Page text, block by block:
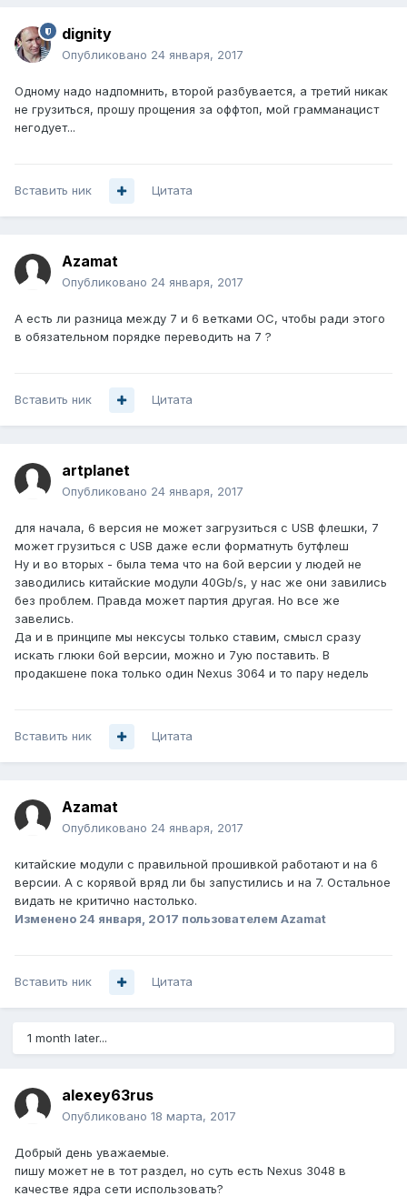
dignity
Опубликовано 24 января, 2017
Одному надо надпомнить, второй разбувается, а третий никак
не грузиться, прошу прощения за оффтоп, мой грамманацист
негодует...
Вставить ник Цитата
Azamat
Опубликовано 24 января, 2017
А есть ли разница между 7 и 6 ветками ОС, чтобы ради этого
в обязательном порядке переводить на 7 ?
Вставить ник Цитата
artplanet
Опубликовано 24 января, 2017
для начала, 6 версия не может загрузиться с USB флешки, 7
может грузиться с USB даже если форматнуть бутфлеш
Ну и во вторых - была тема что на 6ой версии у людей не
заводились китайские модули 40Gb/s, у нас же они завились
без проблем. Правда может партия другая. Но все же
завелись.
Да и в принципе мы нексусы только ставим, смысл сразу
искать глюки 6ой версии, можно и 7ую поставить. В
продакшене пока только один Nexus 3064 и то пару недель
Вставить ник Цитата
Azamat
Опубликовано 24 января, 2017
китайские модули с правильной прошивкой работают и на 6
версии. А с корявой вряд ли бы запустились и на 7. Остальное
видать не критично настолько.
Изменено 24 января, 2017 пользователем Azamat
Вставить ник Цитата
1 month later...
alexey63rus
Опубликовано 18 марта, 2017
Добрый день уважаемые.
пишу может не в тот раздел, но суть есть Nexus 3048 в
качестве ядра сети использовать?